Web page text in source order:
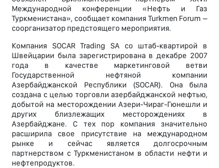
Международной конференции «Нефть и Газ
Туркменистана», сообщает компания Turkmen Forum –
соорганизатор предстоящего мероприятия.
Компания SOCAR Trading SA со штаб-квартирой в
Швейцарии была зарегистрирована в декабре 2007
года в качестве маркетинговой ветви
Государственной нефтяной компании
Азербайджанской Республики (SOCAR). Она была
создана с целью торговли азербайджанской нефтью,
добытой на месторождении Азери-Чираг-Гюнешли и
других близлежащих месторождениях в
Азербайджане. С тех пор компания значительно
расширила свое присутствие на международном
рынке и сейчас является долгосрочным
партнерством с Туркменистаном в области нефти и
нефтепродуктов.